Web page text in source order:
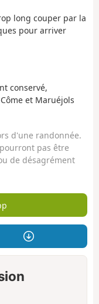
long couper par la
pour arriver
conservé,
et Maruéjols
d'une randonnée.
pas être
de désagrément